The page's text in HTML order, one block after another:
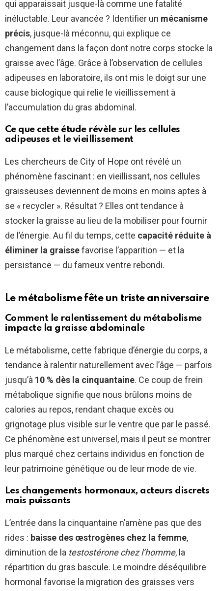
qui apparaissait jusque-là comme une fatalité
inéluctable. Leur avancée ? Identifier un mécanisme
précis, jusque-là méconnu, qui explique ce
changement dans la façon dont notre corps stocke la
graisse avec l’âge. Grâce à l’observation de cellules
adipeuses en laboratoire, ils ont mis le doigt sur une
cause biologique qui relie le vieillissement à
l’accumulation du gras abdominal.
Ce que cette étude révèle sur les cellules
adipeuses et le vieillissement
Les chercheurs de City of Hope ont révélé un
phénomène fascinant : en vieillissant, nos cellules
graisseuses deviennent de moins en moins aptes à
se « recycler ». Résultat ? Elles ont tendance à
stocker la graisse au lieu de la mobiliser pour fournir
de l’énergie. Au fil du temps, cette capacité réduite à
éliminer la graissefavorise l’apparition — et la
persistance — du fameux ventre rebondi.
Le métabolisme fête un triste anniversaire
Comment le ralentissement du métabolisme
impacte la graisse abdominale
Le métabolisme, cette fabrique d’énergie du corps, a
tendance à ralentir naturellement avec l’âge — parfois
jusqu’à 10 % dès la cinquantaine. Ce coup de frein
métabolique signifie que nous brûlons moins de
calories au repos, rendant chaque excès ou
grignotage plus visible sur le ventre que par le passé.
Ce phénomène est universel, mais il peut se montrer
plus marqué chez certains individus en fonction de
leur patrimoine génétique ou de leur mode de vie.
Les changements hormonaux, acteurs discrets
mais puissants
L’entrée dans la cinquantaine n’amène pas que des
rides : baisse des œstrogènes chez la femme,
diminution de la testostérone chez l’homme, la
répartition du gras bascule. Le moindre déséquilibre
hormonal favorise la migration des graisses vers